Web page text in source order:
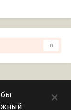
0
×